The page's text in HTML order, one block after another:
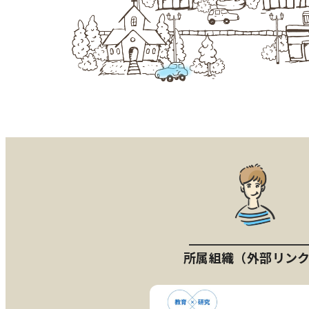
所属組織（外部リン